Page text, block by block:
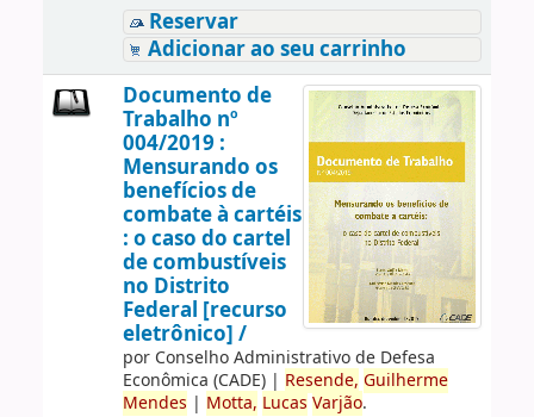
Reservar
Adicionar ao seu carrinho
Documento de
Trabalho nº
004/2019 :
Mensurando os
benefícios de
combate à cartéis
: o caso do cartel
de combustíveis
no Distrito
Federal [recurso
eletrônico] /
por Conselho Administrativo de Defesa
Econômica (CADE)| Resende, Guilherme
Mendes | Motta, Lucas Varjão.